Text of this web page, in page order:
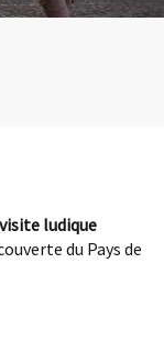
ludique
du Pays de